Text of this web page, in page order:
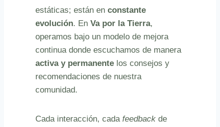
estáticas; están en constante
evolución. En Va por la Tierra,
operamos bajo un modelo de mejora
continua donde escuchamos de manera
activa y permanente los consejos y
recomendaciones de nuestra
comunidad.
Cada interacción, cada feedback de